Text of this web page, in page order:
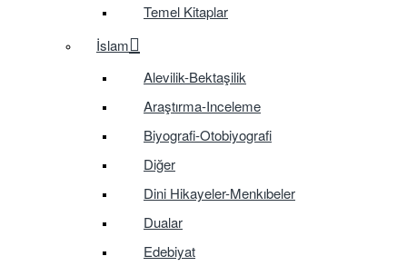
Temel Kitaplar
İslam
Alevilik-Bektaşilik
Araştırma-Inceleme
Biyografi-Otobiyografi
Diğer
Dini Hikayeler-Menkıbeler
Dualar
Edebiyat